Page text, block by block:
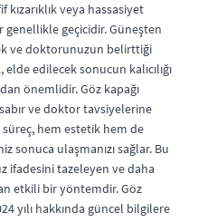
veya hassasiyet
geçicidir. Güneşten
ve doktorunuzun belirttiği
edilecek sonucun kalıcılığı
önemlidir. Göz kapağı
ve doktor tavsiyelerine
hem estetik hem de
sonuca ulaşmanızı sağlar. Bu
ifadesini tazeleyen ve daha
etkili bir yöntemdir. Göz
yılı hakkında güncel bilgilere